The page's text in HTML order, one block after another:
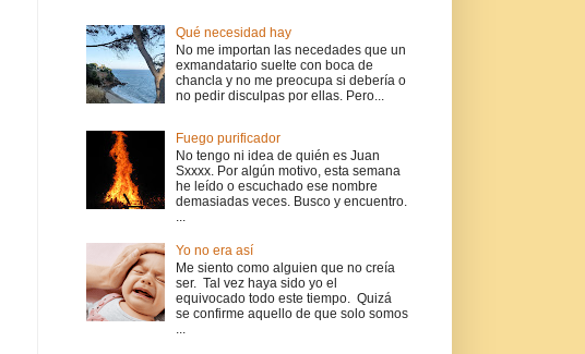
Qué necesidad hay
No me importan las necedades que un
exmandatario suelte con boca de
chancla y no me preocupa si debería o
no pedir disculpas por ellas. Pero...
Fuego purificador
No tengo ni idea de quién es Juan
Sxxxx. Por algún motivo, esta semana
he leído o escuchado ese nombre
demasiadas veces. Busco y encuentro.
...
Yo no era así
Me siento como alguien que no creía
ser. Tal vez haya sido yo el
equivocado todo este tiempo. Quizá
se confirme aquello de que solo somos
...